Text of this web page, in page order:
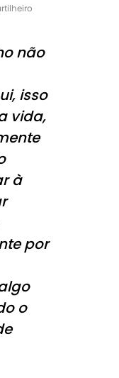
não
isso
vida,
à
por
o